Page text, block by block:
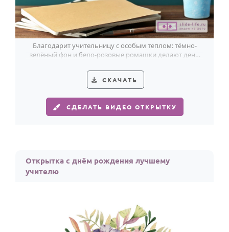
Благодарит учительницу с особым теплом: тёмно-
зелёный фон и бело-розовые ромашки делают день
СКАЧАТЬ
СДЕЛАТЬ ВИДЕО ОТКРЫТКУ
Открытка с днём рождения лучшему
учителю